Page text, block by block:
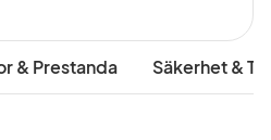
hela Sverige
frågor!
& Prestanda Säkerhet &